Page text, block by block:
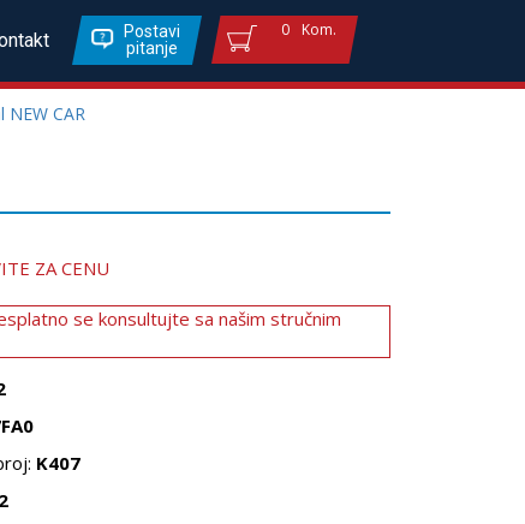
Postavi
pitanje
0 Kom.
NEW CAR
ZA CENU
se konsultujte sa našim stručnim
K407